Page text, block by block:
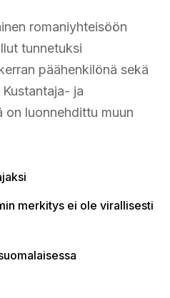
romaniyhteisöön
tunnetuksi
päähenkilönä sekä
ja
on luonnehdittu muun
merkitys ei ole virallisesti